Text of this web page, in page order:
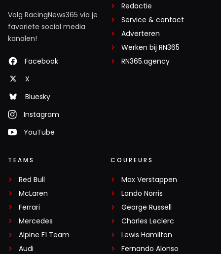
Volg RacingNews365 via je
favoriete social media
kanalen!
Facebook
X
Bluesky
Instagram
YouTube
Redactie
Service & contact
Adverteren
Werken bij RN365
RN365.agency
TEAMS
Red Bull
McLaren
Ferrari
Mercedes
Alpine F1 Team
Audi
COUREURS
Max Verstappen
Lando Norris
George Russell
Charles Leclerc
Lewis Hamilton
Fernando Alonso